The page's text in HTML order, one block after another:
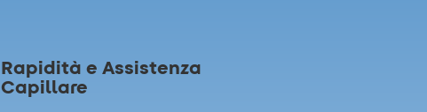
Rapidità e Assistenza
Capillare